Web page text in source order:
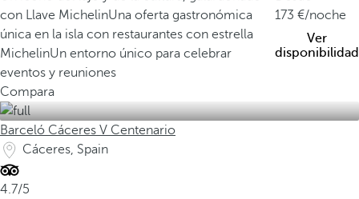
con Llave MichelinUna oferta gastronómica
única en la isla con restaurantes con estrella
MichelinUn entorno único para celebrar
eventos y reuniones
173
/noche
Ver
disponibilidad
Compara
Barceló Cáceres V Centenario
Cáceres, Spain
4.7/5